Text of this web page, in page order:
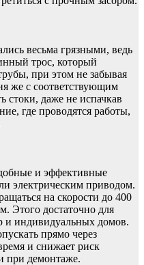
весьма грязными, ведь
трос, который
при этом не забывая
же с соответствующим
стоки, даже не испачкав
где проводятся работы,
и эффективные
электрическим приводом.
на скорости до 400
Этого достаточно для
и индивидуальных домов.
прямо через
и снижает риск
при демонтаже.